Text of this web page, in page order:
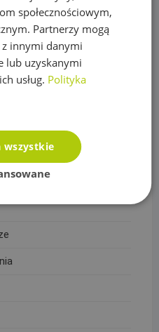
społecznościowym,
Partnerzy mogą
z innymi danymi
lub uzyskanymi
usług. Polityka
wszystkie